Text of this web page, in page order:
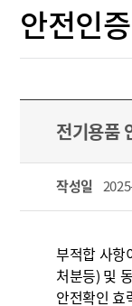
안전인
전기용품
작성일
부적합 사항
처분등) 및
안전확인 효